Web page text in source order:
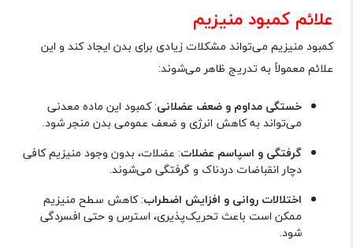
علائم کمبود منیزیم
کمبود منیزیم می‌تواند مشکلات زیادی برای بدن ایجاد کند و این
علائم معمولاً به تدریج ظاهر می‌شوند:
خستگی مداوم و ضعف عضلانی: کمبود این ماده معدنی
می‌تواند به کاهش انرژی و ضعف عمومی بدن منجر شود.
گرفتگی و اسپاسم عضلات: عضلات، بدون وجود منیزیم کافی
دچار انقباضات دردناک و گرفتگی می‌شوند.
اختلالات روانی و افزایش اضطراب: کاهش سطح منیزیم
ممکن است باعث تحریک‌پذیری، استرس و حتی افسردگی
شود.